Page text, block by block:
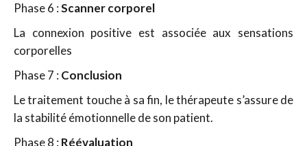
Phase 6 :Scanner corporel
La connexion positive est associée aux sensations
corporelles
Phase 7 : Conclusion
Le traitement touche à sa fin, le thérapeute s’assure de
la stabilité émotionnelle de son patient.
Phase 8 : Réévaluation